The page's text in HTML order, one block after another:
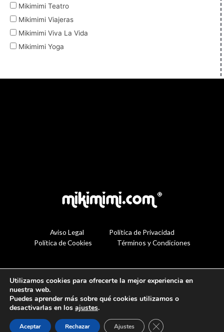
Mikimimi Teatro
Mikimimi Viajeras
Mikimimi Viva La Vida
Mikimimi Yoga
Aviso Legal
Política de Privacidad
Política de Cookies
Términos y Condiciones
Utilizamos cookies para ofrecerte la mejor experiencia en
nuestra web.
Puedes aprender más sobre qué cookies utilizamos o
desactivarlas en los ajustes.
Aceptar Rechazar Ajustes Cerrar el banner de